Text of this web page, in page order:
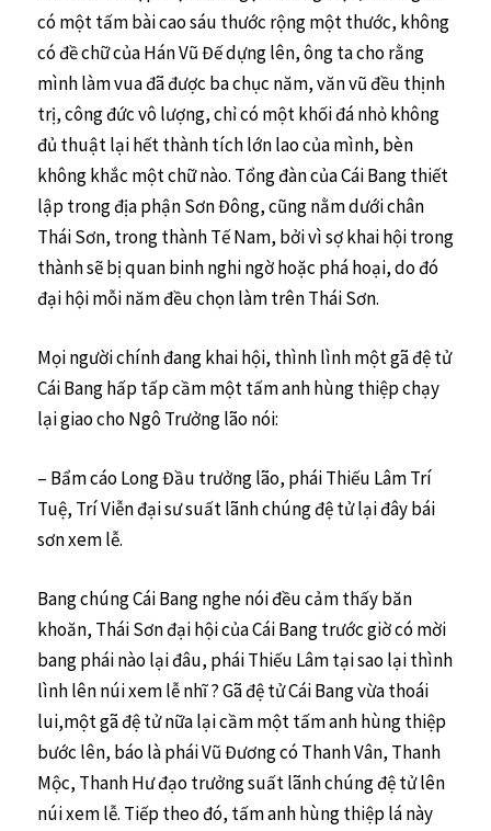
có một tấm bài cao sáu thước rộng một thước, không
có đề chữ của Hán Vũ Đế dựng lên, ông ta cho rằng
mình làm vua đã được ba chục năm, văn vũ đều thịnh
trị, công đức vô lượng, chỉ có một khối đá nhỏ không
đủ thuật lại hết thành tích lớn lao của mình, bèn
không khắc một chữ nào. Tổng đàn của Cái Bang thiết
lập trong địa phận Sơn Đông, cũng nằm dưới chân
Thái Sơn, trong thành Tế Nam, bởi vì sợ khai hội trong
thành sẽ bị quan binh nghi ngờ hoặc phá hoại, do đó
đại hội mỗi năm đều chọn làm trên Thái Sơn.
Mọi người chính đang khai hội, thình lình một gã đệ tử
Cái Bang hấp tấp cầm một tấm anh hùng thiệp chạy
lại giao cho Ngô Trưởng lão nói:
– Bẩm cáo Long Đầu trưởng lão, phái Thiếu Lâm Trí
Tuệ, Trí Viễn đại sư suất lãnh chúng đệ tử lại đây bái
sơn xem lễ.
Bang chúng Cái Bang nghe nói đều cảm thấy băn
khoăn, Thái Sơn đại hội của Cái Bang trước giờ có mời
bang phái nào lại đâu, phái Thiếu Lâm tại sao lại thình
lình lên núi xem lễ nhĩ ? Gã đệ tử Cái Bang vừa thoái
lui,một gã đệ tử nữa lại cầm một tấm anh hùng thiệp
bước lên, báo là phái Vũ Đương có Thanh Vân, Thanh
Mộc, Thanh Hư đạo trưởng suất lãnh chúng đệ tử lên
núi xem lễ. Tiếp theo đó, tấm anh hùng thiệp lá này